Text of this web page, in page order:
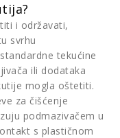
i održavati,
svrhu
tekućine
ili dodataka
mogla oštetiti.
za čišćenje
podmazivačem u
s plastičnom